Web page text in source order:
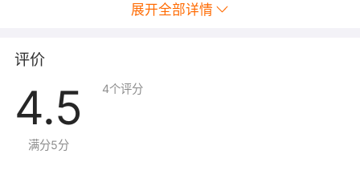
展开全部详情
评价
4.5
满分5分
4个评分